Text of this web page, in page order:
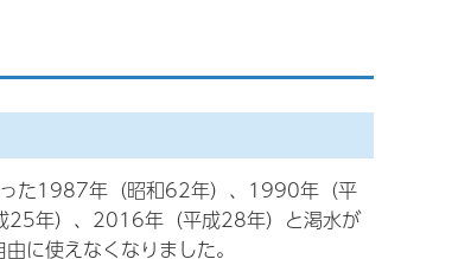
った1987年（昭和62年）、1990年（平
年）、2016年（平成28年）と渇水が
に使えなくなりました。